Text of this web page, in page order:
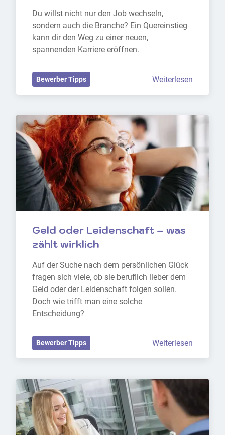
Du willst nicht nur den Job wechseln,
sondern auch die Branche? Ein Quereinstieg
kann dir den Weg zu einer neuen,
spannenden Karriere eröffnen.
Bewerber Tipps Weiterlesen
Geld oder Leidenschaft – was
zählt wirklich
Auf der Suche nach dem persönlichen Glück
fragen sich viele, ob sie beruflich lieber dem
Geld oder der Leidenschaft folgen sollen.
Doch wie trifft man eine solche
Entscheidung?
Bewerber Tipps Weiterlesen